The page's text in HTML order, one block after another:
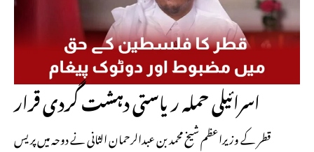
اسرائیلی حملہ ریاستی دہشت گردی قرار
قطر کے وزیراعظم شیخ محمد بن عبدالرحمان الثانی نے دوحہ میں پریس